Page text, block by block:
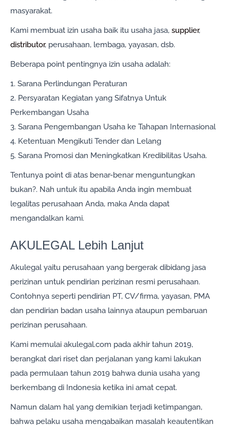
masyarakat.
Kami membuat izin usaha baik itu usaha jasa, supplier,
distributor, perusahaan, lembaga, yayasan, dsb.
Beberapa point pentingnya izin usaha adalah:
1. Sarana Perlindungan Peraturan
2. Persyaratan Kegiatan yang Sifatnya Untuk
Perkembangan Usaha
3. Sarana Pengembangan Usaha ke Tahapan Internasional
4. Ketentuan Mengikuti Tender dan Lelang
5. Sarana Promosi dan Meningkatkan Kredibilitas Usaha.
Tentunya point di atas benar-benar menguntungkan
bukan?. Nah untuk itu apabila Anda ingin membuat
legalitas perusahaan Anda, maka Anda dapat
mengandalkan kami.
AKULEGAL Lebih Lanjut
Akulegal yaitu perusahaan yang bergerak dibidang jasa
perizinan untuk pendirian perizinan resmi perusahaan.
Contohnya seperti pendirian PT, CV/firma, yayasan, PMA
dan pendirian badan usaha lainnya ataupun pembaruan
perizinan perusahaan.
Kami memulai akulegal.com pada akhir tahun 2019,
berangkat dari riset dan perjalanan yang kami lakukan
pada permulaan tahun 2019 bahwa dunia usaha yang
berkembang di Indonesia ketika ini amat cepat.
Namun dalam hal yang demikian terjadi ketimpangan,
bahwa pelaku usaha mengabaikan masalah keautentikan